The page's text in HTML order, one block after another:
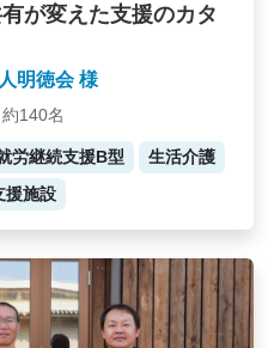
が変えた支援のカタ
明徳会 様
140名
労継続支援B型
生活介護
援施設